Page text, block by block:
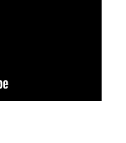
記事動画